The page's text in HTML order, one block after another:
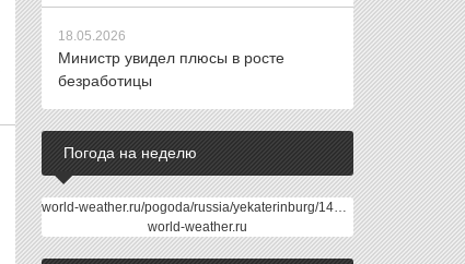
18.05.2026
Министр увидел плюсы в росте
безработицы
Погода на неделю
world-weather.ru/pogoda/russia/yekaterinburg/14days/
world-weather.ru